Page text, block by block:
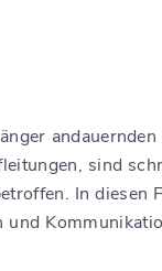
andauernden
sind
In diesen
und